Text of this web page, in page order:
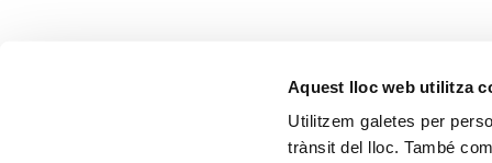
Aquest lloc web utilitza
Utilitzem galetes per
trànsit del lloc. També